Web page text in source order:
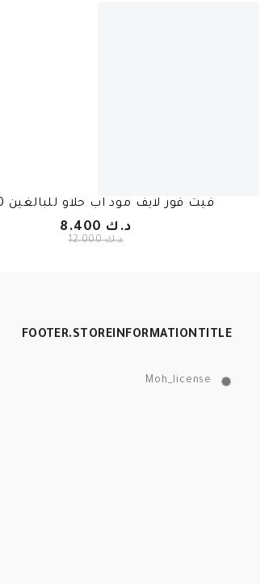
فيت فور لايف مود اب حلاو للبالغين 30 ق
د.ك 8.400
د.ك 12.000
FOOTER.STOREINFORMATIONTITLE
Moh_license